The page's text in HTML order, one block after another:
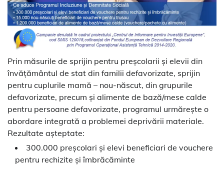
Prin măsurile de sprijin pentru preșcolarii și elevii din
învățământul de stat din familii defavorizate, sprijin
pentru cuplurile mamă – nou-născut, din grupurile
defavorizate, precum și alimente de bază/mese calde
pentru persoane defavorizate, programul urmărește o
abordare integrată a problemei deprivării materiale.
Rezultate așteptate:
300.000 preșcolari și elevi beneficiari de vouchere
pentru rechizite și îmbrăcăminte